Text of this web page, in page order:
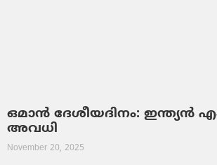
ഒമാൻ ദേശീയദിനം: ഇന്ത്യൻ
അവധി
November 20, 2025